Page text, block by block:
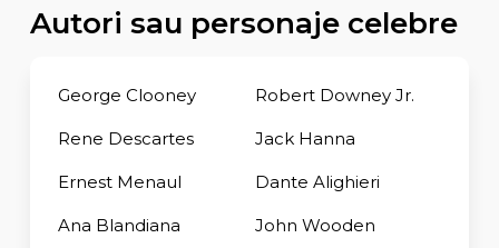
Autori sau personaje celebre
George Clooney Robert Downey Jr.
Rene Descartes Jack Hanna
Ernest Menaul Dante Alighieri
Ana Blandiana John Wooden